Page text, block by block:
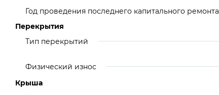
Год проведения последнего капитального ремонта
Перекрытия
Тип перекрытий
Физический износ
Крыша